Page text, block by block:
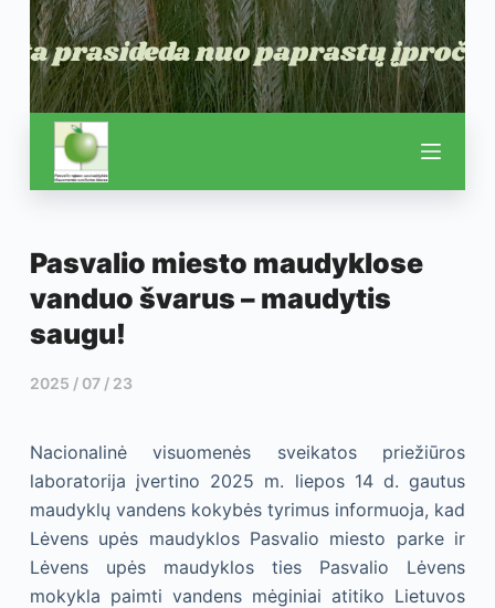
Pasvalio miesto maudyklose
vanduo švarus – maudytis
saugu!
2025 / 07 / 23
Nacionalinė visuomenės sveikatos priežiūros
laboratorija įvertino 2025 m. liepos 14 d. gautus
maudyklų vandens kokybės tyrimus informuoja, kad
Lėvens upės maudyklos Pasvalio miesto parke ir
Lėvens upės maudyklos ties Pasvalio Lėvens
mokykla paimti vandens mėginiai atitiko Lietuvos